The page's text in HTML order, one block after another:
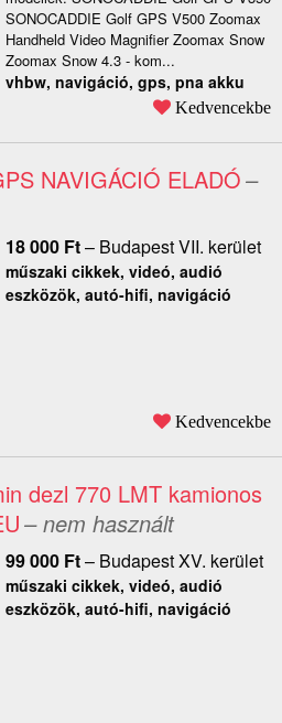
SONOCADDIE Golf GPS V500 Zoomax
Handheld Video Magnifier Zoomax Snow
Zoomax Snow 4.3 - kom...
vhbw, navigáció, gps, pna akku
Kedvencekbe
NAVIGÁCIÓ ELADÓ–
18 000 Ft– Budapest VII. kerület
műszaki cikkek, videó, audió
eszközök, autó-hifi, navigáció
Kedvencekbe
dezl 770 LMT kamionos
– nem használt
99 000 Ft– Budapest XV. kerület
műszaki cikkek, videó, audió
eszközök, autó-hifi, navigáció